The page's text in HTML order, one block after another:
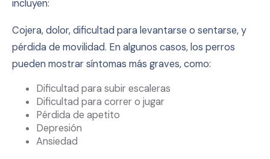
incluyen:
Cojera, dolor, dificultad para levantarse o sentarse, y
pérdida de movilidad. En algunos casos, los perros
pueden mostrar síntomas más graves, como:
Dificultad para subir escaleras
Dificultad para correr o jugar
Pérdida de apetito
Depresión
Ansiedad